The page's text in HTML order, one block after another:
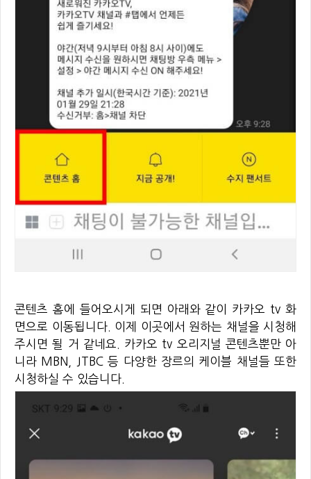
콘텐츠 홈에 들어오시게 되면 아래와 같이 카카오 tv 화
면으로 이동됩니다. 이제 이곳에서 원하는 채널을 시청해
주시면 될 거 같네요. 카카오 tv 오리지널 콘텐츠뿐만 아
니라 MBN, JTBC 등 다양한 장르의 케이블 채널들 또한
시청하실 수 있습니다.